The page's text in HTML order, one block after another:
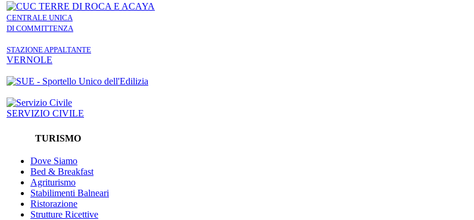
CENTRALE UNICA
DI COMMITTENZA
STAZIONE APPALTANTE
VERNOLE
SERVIZIO CIVILE
TURISMO
Dove Siamo
Bed & Breakfast
Agriturismo
Stabilimenti Balneari
Ristorazione
Strutture Ricettive